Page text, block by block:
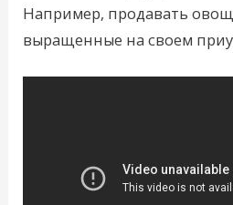
Например, продавать
выращенные на своем